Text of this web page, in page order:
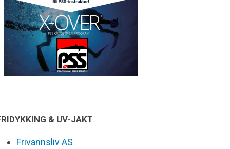
& UV-JAKT
Frivannsliv AS